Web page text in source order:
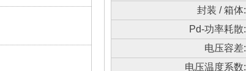
封装 / 箱体:
Pd-功率耗散:
电压容差:
电压温度系数: